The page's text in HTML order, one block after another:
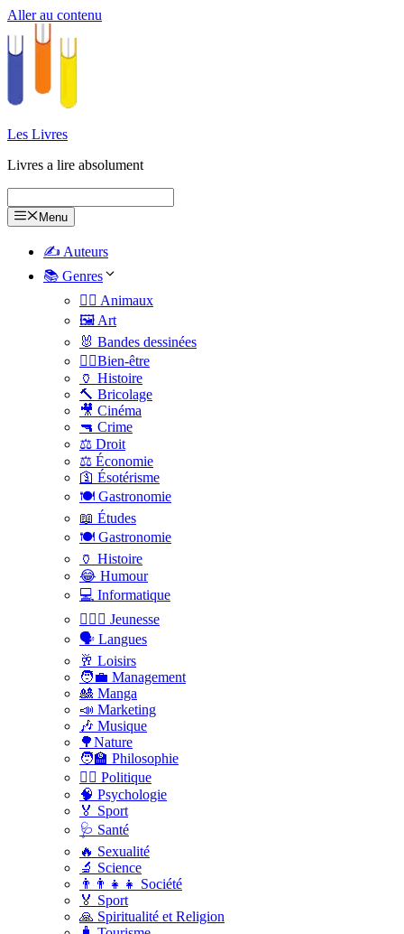
Aller au contenu
Les Livres
Livres a lire absolument
Menu
✍️ Auteurs
📚 Genres
🐕‍🦺 Animaux
🖼️ Art
🐰 Bandes dessinées
🧑‍⚕️Bien-être
🏺 Histoire
🔨 Bricolage
🎥 Cinéma
🔫 Crime
⚖️ Droit
⚖️ Économie
🛐 Ésotérisme
🍽️ Gastronomie
📖 Études
🍽️ Gastronomie
🏺 Histoire
😂 Humour
💻 Informatique
🤸🏽‍♀️ Jeunesse
🗣 Langues
🥂 Loisirs
🧑‍💼 Management
🎎 Manga
📣 Marketing
🎶 Musique
🌳Nature
🧑‍🏫 Philosophie
👨‍⚖️ Politique
🧠 Psychologie
🏅 Sport
🩺 Santé
🔥 Sexualité
🔬 Science
👨‍👨‍👧‍👧 Société
🏅 Sport
🙏 Spiritualité et Religion